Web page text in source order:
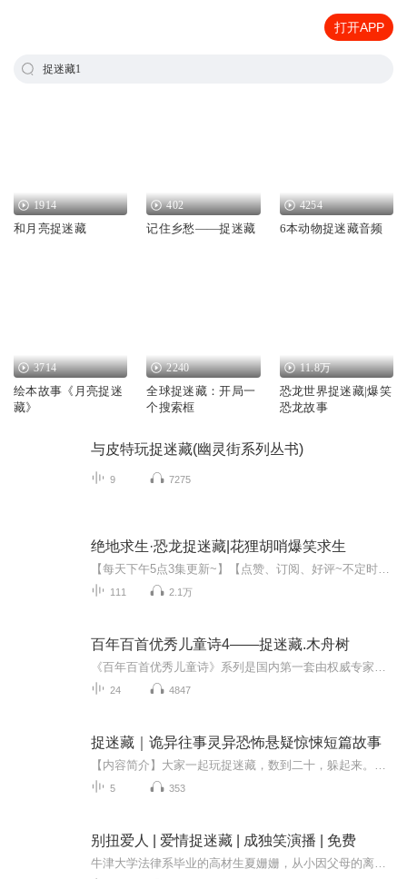
打开APP
捉迷藏1
1914
和月亮捉迷藏
402
记住乡愁——捉迷藏
4254
6本动物捉迷藏音频
3714
绘本故事《月亮捉迷
藏》
2240
全球捉迷藏：开局一
个搜索框
11.8万
恐龙世界捉迷藏|爆笑
恐龙故事
与皮特玩捉迷藏(幽灵街系列丛书)
9 7275
绝地求生·恐龙捉迷藏|花狸胡哨爆笑求生
111 2.1万
百年百首优秀儿童诗4——捉迷藏.木舟树
24 4847
捉迷藏｜诡异往事灵异恐怖悬疑惊悚短篇故事
5 353
别扭爱人 | 爱情捉迷藏 | 成独笑演播 | 免费